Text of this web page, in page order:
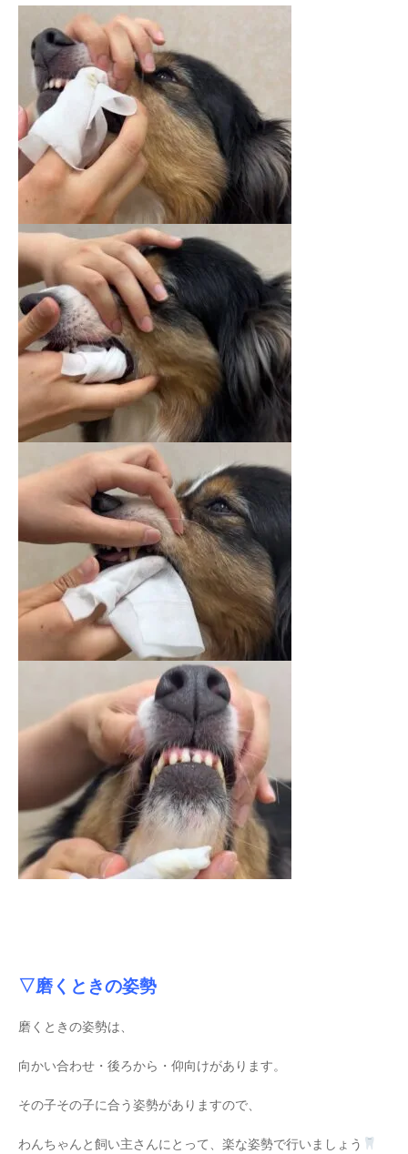
▽磨くときの姿勢
磨くときの姿勢は、
向かい合わせ・後ろから・仰向けがあります。
その子その子に合う姿勢がありますので、
わんちゃんと飼い主さんにとって、楽な姿勢で行いましょう